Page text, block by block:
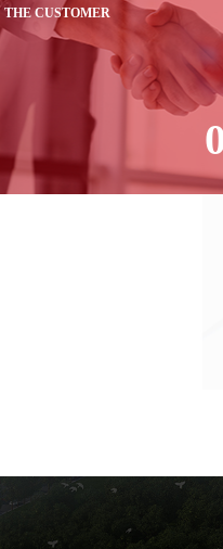
THE CUSTOMER
ANNUAL SERVICE 3000
BRAND CUSTOMERS